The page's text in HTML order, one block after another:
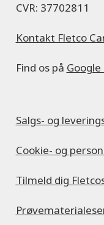
CVR: 37702811
Kontakt Fletco
Find os på
Salgs- og
Cookie- og
Tilmeld dig